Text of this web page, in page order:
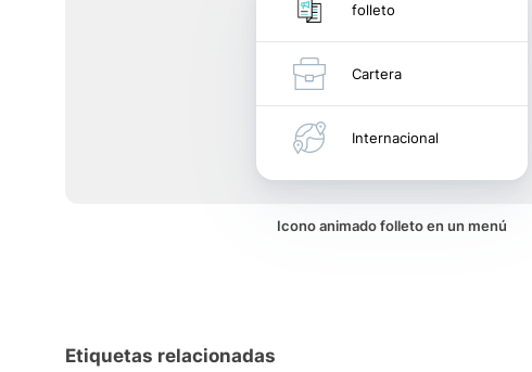
folleto
Cartera
Internacional
Icono animado folleto en un menú
Etiquetas relacionadas